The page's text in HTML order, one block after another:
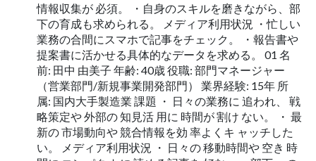
情報収集が 必須。 ・自身のスキルを磨きながら、部
下の育成も求められる。 メディア利用状況 ・忙しい
業務の合間にスマホで記事をチェック。 ・報告書や
提案書に活かせる具体的なデータを求める。 01 名
前: 田中 由美子 年齢: 40歳 役職: 部門マネージャー
（営業部門/新規事業開発部門） 業界経験: 15年 所
属: 国内大手製造業 課題 ・ 日々の業務に 追われ、 戦
略策定や 外部の 知見活 用に 時間が 割け ない。 ・ 最
新の 市場動向や 競合情報を効 率よくキ ャッチした
い。 メディア利用状況 ・ 日々の 移動時間や 空き 時